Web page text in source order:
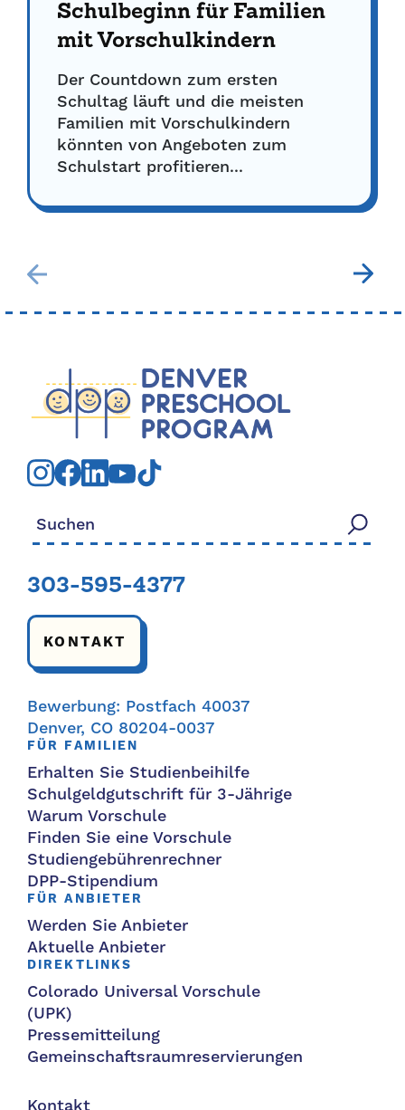
Schulbeginn für Familien
mit Vorschulkindern
Der Countdown zum ersten
Schultag läuft und die meisten
Familien mit Vorschulkindern
könnten von Angeboten zum
Schulstart profitieren...
Suchen nach:
303-595-4377
KONTAKT
Bewerbung: Postfach 40037
Denver, CO 80204-0037
FÜR FAMILIEN
Erhalten Sie Studienbeihilfe
Schulgeldgutschrift für 3-Jährige
Warum Vorschule
Finden Sie eine Vorschule
Studiengebührenrechner
DPP-Stipendium
FÜR ANBIETER
Werden Sie Anbieter
Aktuelle Anbieter
DIREKTLINKS
Colorado Universal Vorschule
(UPK)
Pressemitteilung
Gemeinschaftsraumreservierungen